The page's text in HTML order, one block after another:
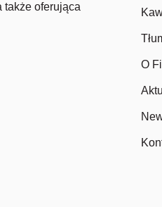
także oferująca
O